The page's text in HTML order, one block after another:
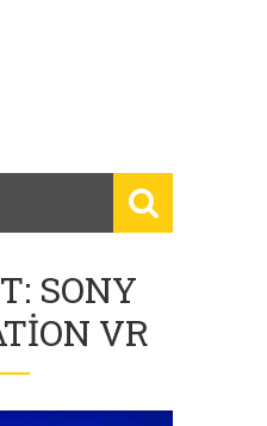
SONY
VR